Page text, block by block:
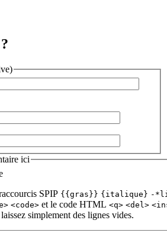
ici
SPIP {{gras}} {italique} -
<code> et le code HTML <q> <del>
simplement des lignes vides.